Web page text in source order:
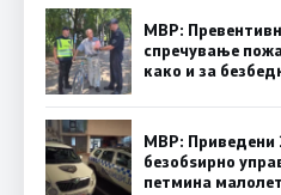
МВР:
спречување
како и за
МВР: Приведени
безобѕирно
петмина